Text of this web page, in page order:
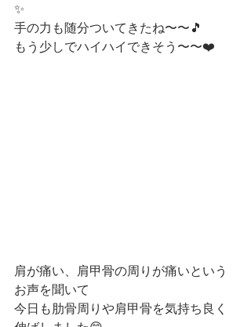
✨
手の力も随分ついてきたね〜〜🎵
もう少しでハイハイできそう〜〜❤️
肩が痛い、肩甲骨の周りが痛いという
お声を聞いて
今日も肋骨周りや肩甲骨を気持ち良く